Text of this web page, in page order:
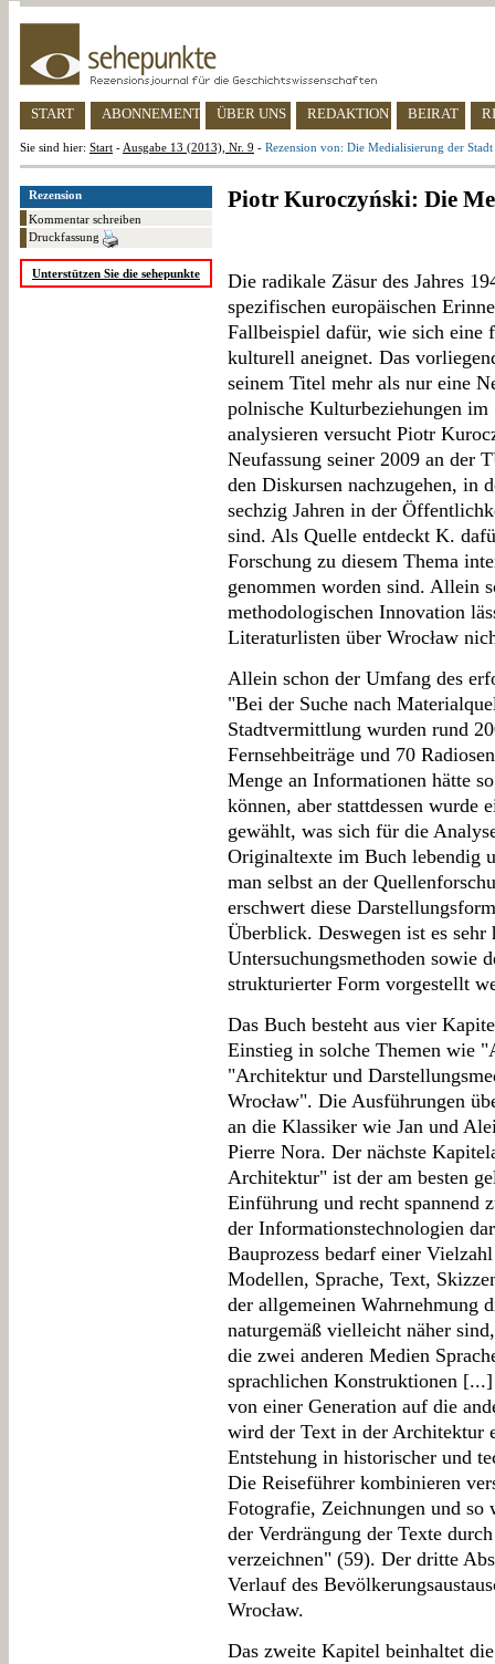
START ABONNEMENT ÜBER UNS REDAKTION BEIRAT
Sie sind hier: Start - Ausgabe 13 (2013), Nr. 9 - Rezension von: Die Medialisierung der Stadt
Rezension
Kommentar schreiben
Druckfassung
Unterstützen Sie die sehepunkte
Piotr Kuroczyński: Die
Die radikale Zäsur des Jahres
spezifischen europäischen
Fallbeispiel dafür, wie sich eine
kulturell aneignet. Das
seinem Titel mehr als nur eine
polnische Kulturbeziehungen im
analysieren versucht Piotr
Neufassung seiner 2009 an der
den Diskursen nachzugehen, in
sechzig Jahren in der
sind. Als Quelle entdeckt K.
Forschung zu diesem Thema
genommen worden sind. Allein
methodologischen Innovation
Literaturlisten über Wrocław
Allein schon der Umfang des
"Bei der Suche nach
Stadtvermittlung wurden rund
Fernsehbeiträge und 70
Menge an Informationen hätte
können, aber stattdessen wurde
gewählt, was sich für die
Originaltexte im Buch lebendig
man selbst an der
erschwert diese
Überblick. Deswegen ist es
Untersuchungsmethoden sowie
strukturierter Form vorgestellt
Das Buch besteht aus vier
Einstieg in solche Themen wie
"Architektur und
Wrocław". Die Ausführungen
an die Klassiker wie Jan und
Pierre Nora. Der nächste
Architektur" ist der am besten
Einführung und recht spannend
der Informationstechnologien
Bauprozess bedarf einer
Modellen, Sprache, Text,
der allgemeinen Wahrnehmung
naturgemäß vielleicht näher
die zwei anderen Medien
sprachlichen Konstruktionen
von einer Generation auf die
wird der Text in der Architektur
Entstehung in historischer und
Die Reiseführer kombinieren
Fotografie, Zeichnungen und so
der Verdrängung der Texte
verzeichnen" (59). Der dritte
Verlauf des
Wrocław.
Das zweite Kapitel beinhaltet